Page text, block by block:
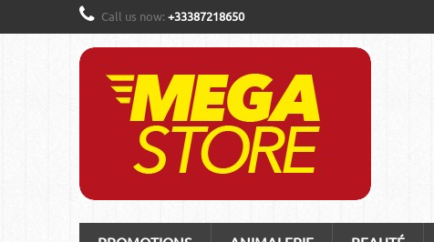
Call us now: +33387218650